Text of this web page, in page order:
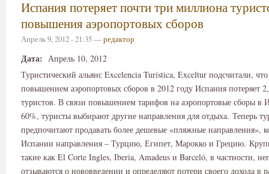
Испания потеряет почти три миллиона
повышения аэропортовых сборов
Апрель 9, 2012 - 21:35 —редактор
Дата: Апрель 10, 2012
Туристический альянс Excelencia Turística, Exceltur подсчитали,
повышением аэропортовых сборов в 2012 году Испания потеряет
туристов. В связи повышением тарифов на аэропортовые сборы в
60%, туристы выбирают другие направления для отдыха. Теперь
предпочитают продавать более дешевые «пляжные направления»,
Испании направления – Турцию, Египет, Марокко и Грецию.
такие как El Corte Ingles, Iberia, Amadeus и Barceló, в частности,
отзываются о нововведении и определяют потери своего дохода в